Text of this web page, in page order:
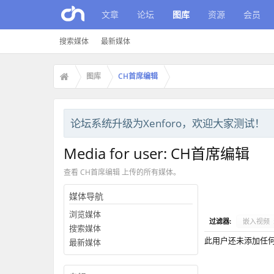
文章 论坛 图库
搜索媒体 最新媒体
资源 会员
图库 CH首席编辑
论坛系统升级为Xenforo，欢迎大家测试！
Media for user: CH首席编辑
查看 CH首席编辑 上传的所有媒体。
过滤器: 嵌入视频
此用户还未添加任
媒体导航
浏览媒体
搜索媒体
最新媒体